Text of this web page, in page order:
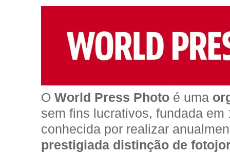
O World Press Photo é uma
sem fins lucrativos, fundada em
conhecida por realizar
prestigiada distinção de